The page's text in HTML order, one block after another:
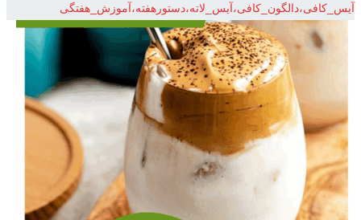
آیس_کافی،دالگون_کافی،آیس_لاته،دستورهفته،آموزش_هفتگی